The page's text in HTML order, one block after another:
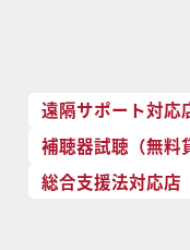
遠隔サポート対応
補聴器試聴（無料
総合支援法対応店